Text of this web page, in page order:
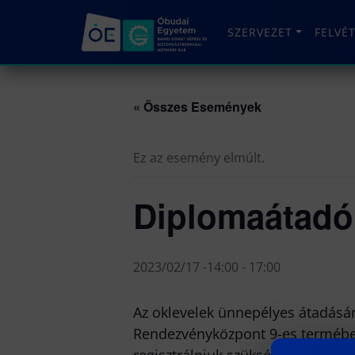
SZERVEZET
« Összes Események
Ez az esemény elmúlt.
2023/02/17 -14:00 - 17:00
Az oklevelek ünnepélyes
Rendezvényközpont 9-es